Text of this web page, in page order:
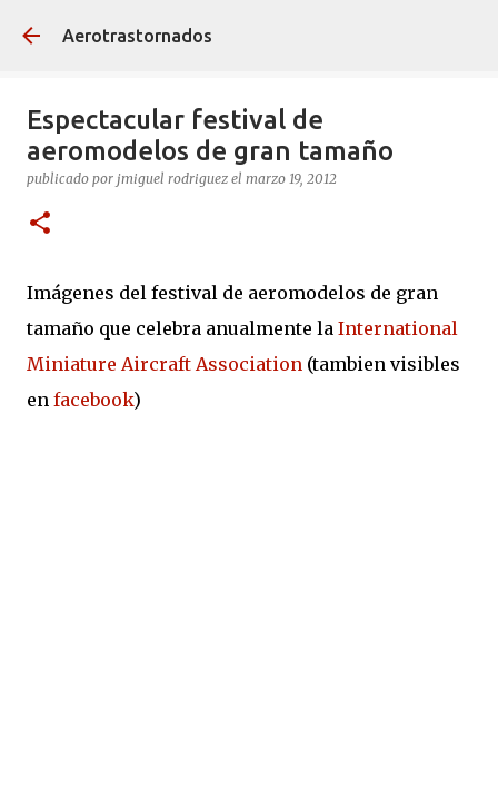
Aerotrastornados
Espectacular festival de
aeromodelos de gran tamaño
publicado por jmiguel rodriguez el marzo 19, 2012
Imágenes del festival de aeromodelos de gran
tamaño que celebra anualmente la International
Miniature Aircraft Association (tambien visibles
en facebook)